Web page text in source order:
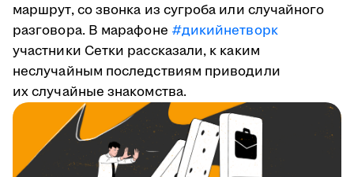
маршрут, со звонка из сугроба или случайного
разговора. В марафоне #дикийнетворк
участники Сетки рассказали, к каким
неслучайным последствиям приводили
их случайные знакомства.